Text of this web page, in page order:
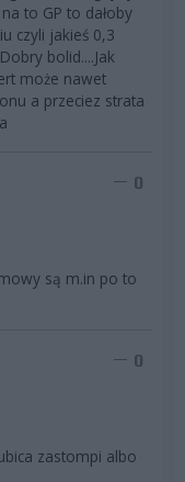
to GP to dałoby
czyli jakieś 0,3
bolid....Jak
może nawet
a przeciez strata
0
są m.in po to
0
zastompi albo